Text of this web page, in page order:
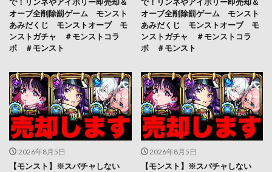
オーブ全削除罰ゲーム モンスト
あみだくじ モンストオーブ モ
ンストガチャ ＃モンストコラ
ボ ＃モンスト
オーブ全削除罰ゲーム モンスト
あみだくじ モンストオーブ モ
ンストガチャ ＃モンストコラ
ボ ＃モンスト
2026年8月5日
【モンスト】※スパチャしない
2026年8月5日
【モンスト】※スパチャしない